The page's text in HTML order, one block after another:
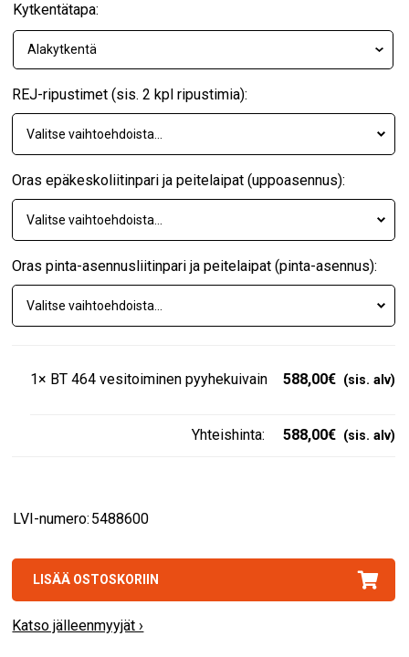
Kytkentätapa:
LVI-numero: 5488600
REJ-ripustimet (sis. 2 kpl ripustimia):
Oras epäkeskoliitinpari ja peitelaipat (uppoasennus):
Oras pinta-asennusliitinpari ja peitelaipat (pinta-asennus):
1× BT 464 vesitoiminen pyyhekuivain 588,00€
Yhteishinta: 588,00€
LISÄÄ OSTOSKORIIN
Katso jälleenmyyjät ›